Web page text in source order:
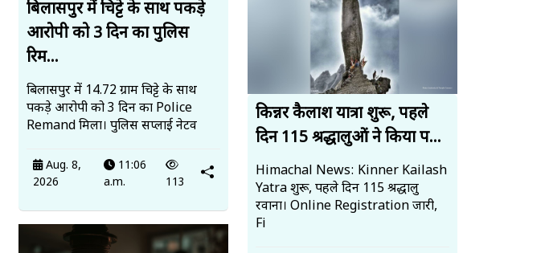
बिलासपुर में चिट्टे के साथ पकड़े
आरोपी को 3 दिन का पुलिस
रिम...
बिलासपुर में 14.72 ग्राम चिट्टे के साथ
पकड़े आरोपी को 3 दिन का Police
Remand मिला। पुलिस सप्लाई नेटव
Aug. 8,
2026
11:06
a.m.
113
किन्नर कैलाश यात्रा शुरू, पहले
दिन 115 श्रद्धालुओं ने किया प...
Himachal News: Kinner Kailash
Yatra शुरू, पहले दिन 115 श्रद्धालु
रवाना। Online Registration जारी,
Fi